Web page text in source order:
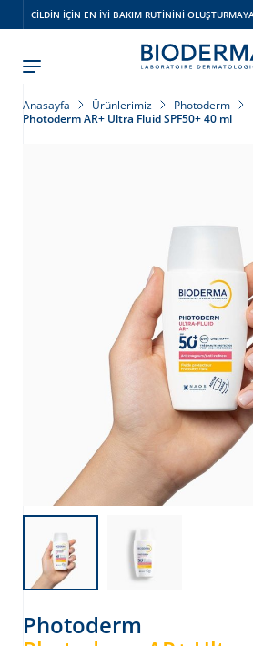
CILDIN IÇIN EN IYI BAKIM RUTININI
Anasayfa Ürünlerimiz
Photoderm
Photoderm AR+ Ultra Fluid SPF50+ 40 ml
Photoderm